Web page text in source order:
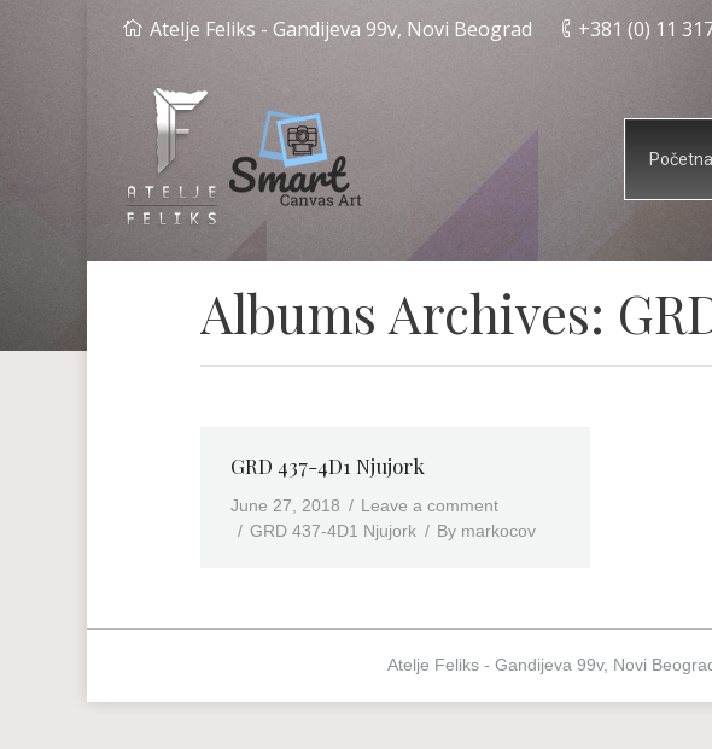
Atelje Feliks - Gandijeva 99v, Novi Beograd +381 (0) 11
Početna
Albums Archives:
GRD 437-4D1 Njujork
June 27, 2018
Leave a comment
GRD 437-4D1 Njujork
By markocov
Atelje Feliks - Gandijeva 99v, Novi